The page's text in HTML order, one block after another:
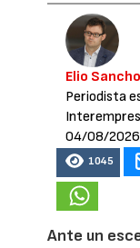
Elio Sancho
Periodista
04/08/2026
1045
Ante un